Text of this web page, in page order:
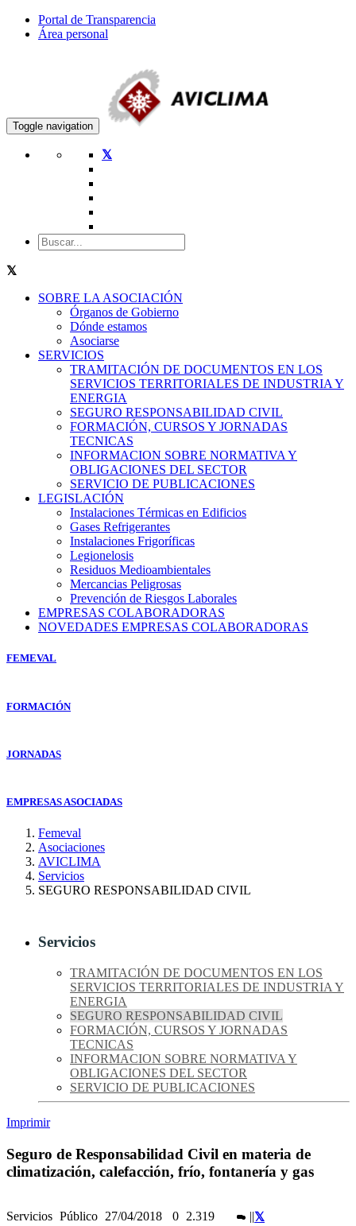
Portal de Transparencia
Área personal
Toggle navigation
SOBRE LA ASOCIACIÓN
Órganos de Gobierno
Dónde estamos
Asociarse
SERVICIOS
TRAMITACIÓN DE DOCUMENTOS EN LOS
SERVICIOS TERRITORIALES DE INDUSTRIA Y
ENERGIA
SEGURO RESPONSABILIDAD CIVIL
FORMACIÓN, CURSOS Y JORNADAS
TECNICAS
INFORMACION SOBRE NORMATIVA Y
OBLIGACIONES DEL SECTOR
SERVICIO DE PUBLICACIONES
LEGISLACIÓN
Instalaciones Térmicas en Edificios
Gases Refrigerantes
Instalaciones Frigoríficas
Legionelosis
Residuos Medioambientales
Mercancias Peligrosas
Prevención de Riesgos Laborales
EMPRESAS COLABORADORAS
NOVEDADES EMPRESAS COLABORADORAS
FEMEVAL
FORMACIÓN
JORNADAS
EMPRESAS ASOCIADAS
Femeval
Asociaciones
AVICLIMA
Servicios
SEGURO RESPONSABILIDAD CIVIL
Servicios
TRAMITACIÓN DE DOCUMENTOS EN LOS
SERVICIOS TERRITORIALES DE INDUSTRIA Y
ENERGIA
SEGURO RESPONSABILIDAD CIVIL
FORMACIÓN, CURSOS Y JORNADAS
TECNICAS
INFORMACION SOBRE NORMATIVA Y
OBLIGACIONES DEL SECTOR
SERVICIO DE PUBLICACIONES
Imprimir
Seguro de Responsabilidad Civil en materia de
climatización, calefacción, frío, fontanería y gas
Servicios Público 27/04/2018 0 2.319 ||